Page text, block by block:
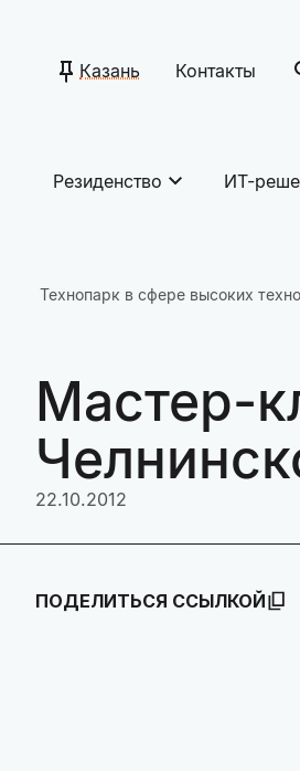
Казань Контакты
Резиденство ИТ-
Технопарк в сфере высоких
Мастер-
22.10.2012
ПОДЕЛИТЬСЯ ССЫЛКОЙ